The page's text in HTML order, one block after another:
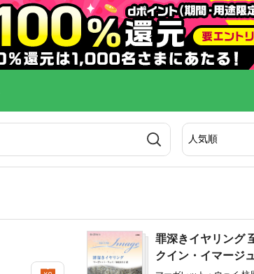
罪深きイヤリング
クイン・イマージュ